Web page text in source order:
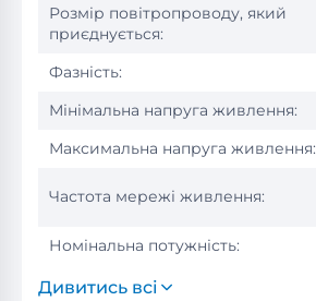
Розмір повітропроводу, який
приєднується:
Фазність:
Мінімальна напруга живлення:
Максимальна напруга живлення:
Частота мережі живлення:
Номінальна потужність:
Дивитись всі